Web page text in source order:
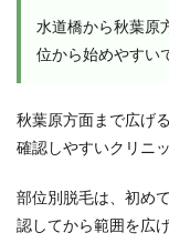
水道橋から秋葉原
位から始めやすい
秋葉原方面まで広げ
確認しやすいクリニ
部位別脱毛は、初め
認してから範囲を広